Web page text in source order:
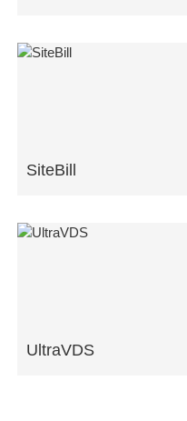
SiteBill
UltraVDS